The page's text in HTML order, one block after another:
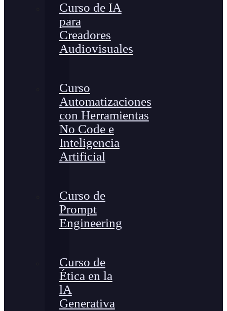
Curso de IA
para
Creadores
Audiovisuales
Curso
Automatizaciones
con Herramientas
No Code e
Inteligencia
Artificial
Curso de
Prompt
Engineering
Curso de
Ética en la
lA
Generativa